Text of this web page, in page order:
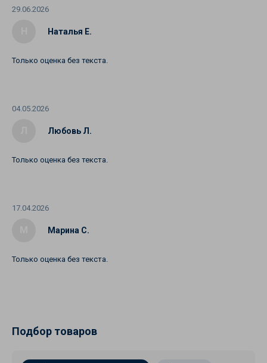
Наталья Е.
29.06.2026
Только оценка без текста.
Любовь Л.
04.05.2026
Только оценка без текста.
Марина С.
17.04.2026
Только оценка без текста.
Подбор товаров